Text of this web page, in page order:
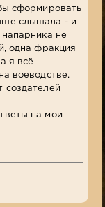
сформировать
слышала - и
не
одна фракция
я всё
воеводстве.
создателей
на мои